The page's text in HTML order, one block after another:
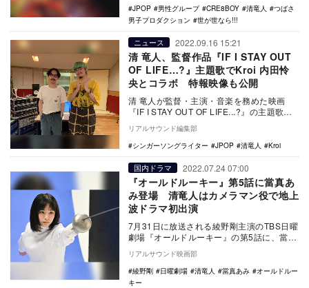
JPOP
男性グループ CRE8BOY 清竜人
つばさ
男子プロダクション
世が世なら!!!
ニュース 2022.09.16 15:21
清 竜人、監督作品『IF I STAY OUT
OF LIFE…?』主題歌でKroi 内田怜
央とコラボ 特報映像も公開
清 竜人が監督・主演・音楽を務めた映画
『IF I STAY OUT OF LIFE...?』の主題歌
が、Kroiのボーカル 内田…
リアルサウンド編集部
シンガーソングライター
JPOP 清竜人 Kroi
国内ドラマ 2022.07.24 07:00
『オールドルーキー』第5話に當真あ
み登場 清竜人はカメラマン役で地上
波ドラマ初出演
7月31日に放送される綾野剛主演のTBS日曜
劇場『オールドルーキー』の第5話に、當真
あみと清竜人がゲスト出演することが発表
された…
リアルサウンド映画部
綾野剛
日曜劇場 清竜人 當真あみ
オールドルー
キー